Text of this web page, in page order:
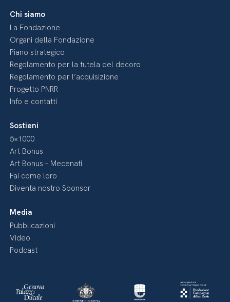
Chi siamo
La Fondazione
Organi della Fondazione
Piano strategico
Regolamento per la tutela del decoro
Regolamento per l’acquisizione
Progetto PNRR
Info e contatti
Sostieni
5×1000
Art Bonus
Art Bonus – Mecenati
Fai come loro
Diventa nostro Sponsor
Media
Pubblicazioni
Video
Podcast